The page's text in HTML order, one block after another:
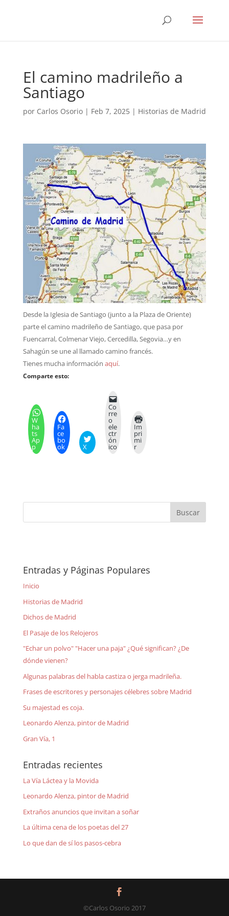
El camino madrileño a
Santiago
por Carlos Osorio| Feb 7, 2025| Historias de Madrid
Desde la Iglesia de Santiago (junto a la Plaza de Oriente)
parte el camino madrileño de Santiago, que pasa por
Fuencarral, Colmenar Viejo, Cercedilla, Segovia…y en
Sahagún se une al llamado camino francés.
Tienes mucha información aquí.
Comparte esto:
W
ha
ts
Ap
p
Fa
ce
bo
ok X
Co
rre
o
ele
ctr
ón
ico
Im
pri
mi
r
Entradas y Páginas Populares
Inicio
Historias de Madrid
Dichos de Madrid
El Pasaje de los Relojeros
"Echar un polvo" "Hacer una paja" ¿Qué significan? ¿De
dónde vienen?
Algunas palabras del habla castiza o jerga madrileña.
Frases de escritores y personajes célebres sobre Madrid
Su majestad es coja.
Leonardo Alenza, pintor de Madrid
Gran Vía, 1
Entradas recientes
La Vía Láctea y la Movida
Leonardo Alenza, pintor de Madrid
Extraños anuncios que invitan a soñar
La última cena de los poetas del 27
Lo que dan de sí los pasos-cebra
©Carlos Osorio 2017